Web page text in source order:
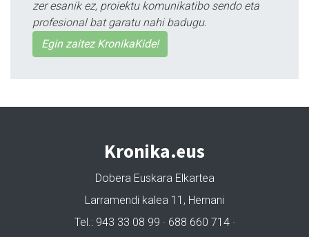
zer esanik ez, proiektu komunikatibo sendo eta
profesional bat garatu nahi badugu.
Egin zaitez KronikaKide!
Kronika.eus
Dobera Euskara Elkartea
Larramendi kalea 11, Hernani
Tel.: 943 33 08 99 · 688 660 714 ·